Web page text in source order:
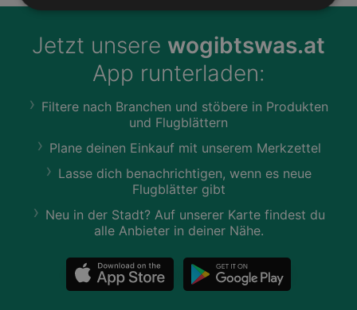
Jetzt unsere wogibtswas.at
App runterladen:
Filtere nach Branchen und stöbere in Produkten
und Flugblättern
Plane deinen Einkauf mit unserem Merkzettel
Lasse dich benachrichtigen, wenn es neue
Flugblätter gibt
Neu in der Stadt? Auf unserer Karte findest du
alle Anbieter in deiner Nähe.